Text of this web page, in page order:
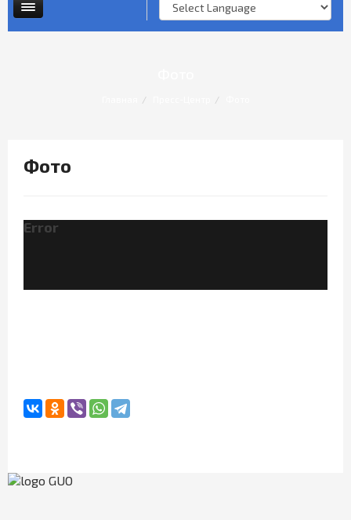
Опросы и анкеты
Фото
Error